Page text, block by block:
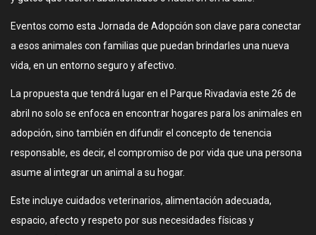
Eventos como esta Jornada de Adopción son clave para conectar
a esos animales con familias que puedan brindarles una nueva
vida, en un entorno seguro y afectivo.
La propuesta que tendrá lugar en el Parque Rivadavia este 26 de
abril no solo se enfoca en encontrar hogares para los animales en
adopción, sino también en difundir el concepto de tenencia
responsable, es decir, el compromiso de por vida que una persona
asume al integrar un animal a su hogar.
Este incluye cuidados veterinarios, alimentación adecuada,
espacio, afecto y respeto por sus necesidades físicas y